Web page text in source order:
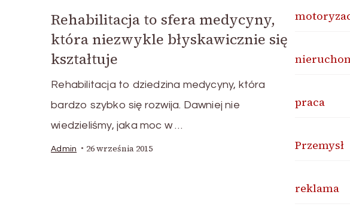
Rehabilitacja to sfera medycyny,
która niezwykle błyskawicznie się
kształtuje
Rehabilitacja to dziedzina medycyny, która
bardzo szybko się rozwija. Dawniej nie
wiedzieliśmy, jaka moc w …
Admin 26 września 2015
praca
Przemysł
reklama